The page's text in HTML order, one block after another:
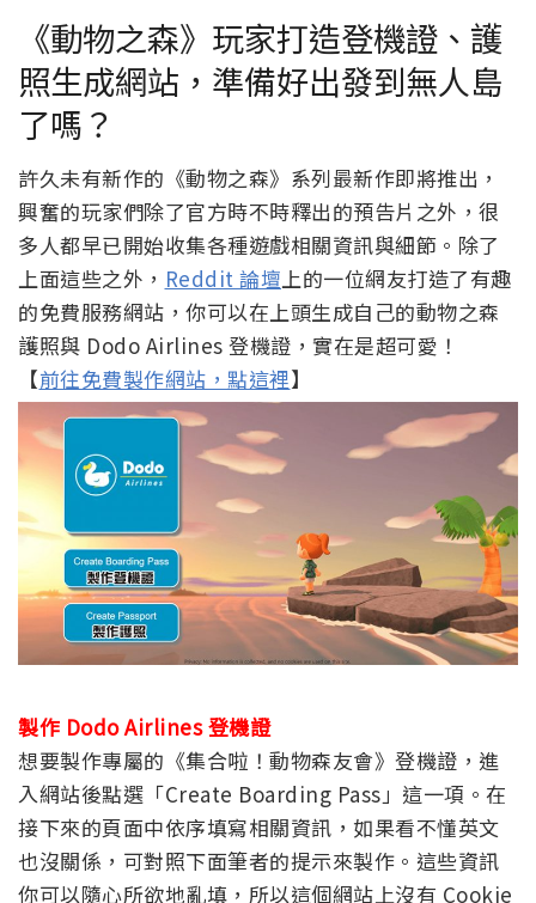
《動物之森》玩家打造登機證、護
照生成網站，準備好出發到無人島
了嗎？
許久未有新作的《動物之森》系列最新作即將推出，
興奮的玩家們除了官方時不時釋出的預告片之外，很
多人都早已開始收集各種遊戲相關資訊與細節。除了
上面這些之外， Reddit 論壇 上的一位網友打造了有趣
的免費服務網站，你可以在上頭生成自己的動物之森
護照與 Dodo Airlines 登機證，實在是超可愛！
【前往免費製作網站，點這裡】
製作 Dodo Airlines 登機證
想要製作專屬的《集合啦！動物森友會》登機證，進
入網站後點選「Create Boarding Pass」這一項。在
接下來的頁面中依序填寫相關資訊，如果看不懂英文
也沒關係，可對照下面筆者的提示來製作。這些資訊
你可以隨心所欲地亂填，所以這個網站上沒有 Cookie